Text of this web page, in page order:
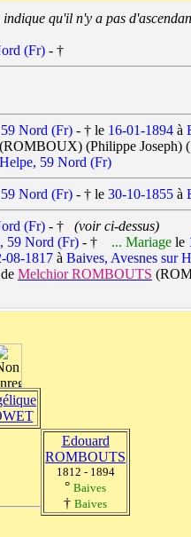
qu'il n'y a pas
(Fr) - †
Nord (Fr) - † le 16-01-1894 à
(ROMBOUX) (Philippe Joseph)
59 Nord (Fr)
Nord (Fr) - † le 30-10-1855 à
(Fr) - † (voir ci-dessus)
59 Nord (Fr) - † ... Mariage le
08-1817 à Baives, Avesnes sur
Melchior ROMBOUTS
Edouard
ROMBOUTS
1812 - 1894
° Baives
† Baives